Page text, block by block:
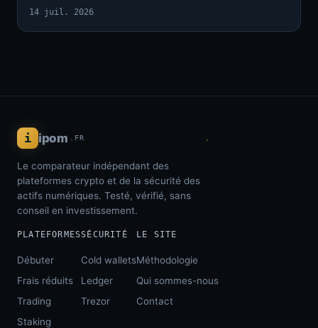
14 juil. 2026
i ipom .FR
Le comparateur indépendant des
plateformes crypto et de la sécurité des
actifs numériques. Testé, vérifié, sans
conseil en investissement.
PLATEFORMES
Débuter
Frais réduits
Trading
Staking
SÉCURITÉ
Cold wallets
Ledger
Trezor
LE SITE
Méthodologie
Qui sommes-nous
Contact